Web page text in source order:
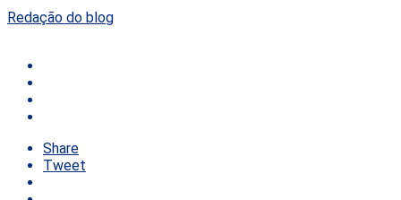
Redação do blog
Share
Tweet